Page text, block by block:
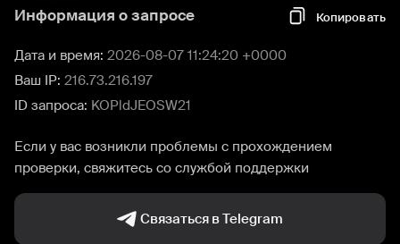
Информация о запросе Копировать
Дата и время: 2026-08-07 11:24:20 +0000
Ваш IP: 216.73.216.197
ID запроса: KOPldJEOSW21
Если у вас возникли проблемы с прохождением
проверки, свяжитесь со службой поддержки
Связаться в Telegram